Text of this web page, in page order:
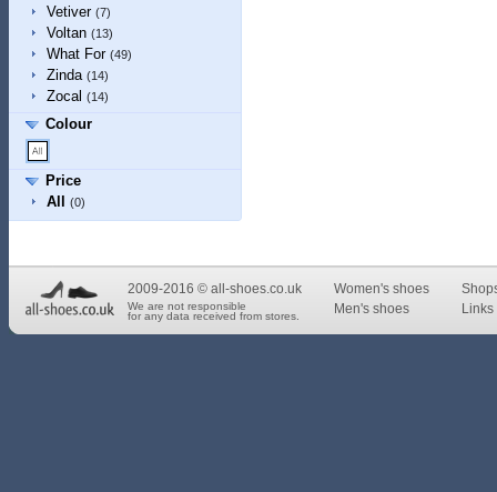
Vetiver (7)
Voltan (13)
What For (49)
Zinda (14)
Zocal (14)
Colour
Price
All
(0)
2009-2016 © all-shoes.co.uk
We are not responsible
for any data received from stores.
Women's shoes
Men's shoes
Links